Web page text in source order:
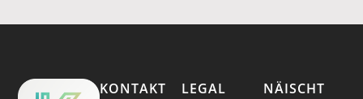
KONTAKT
LEGAL
NÄISCHT